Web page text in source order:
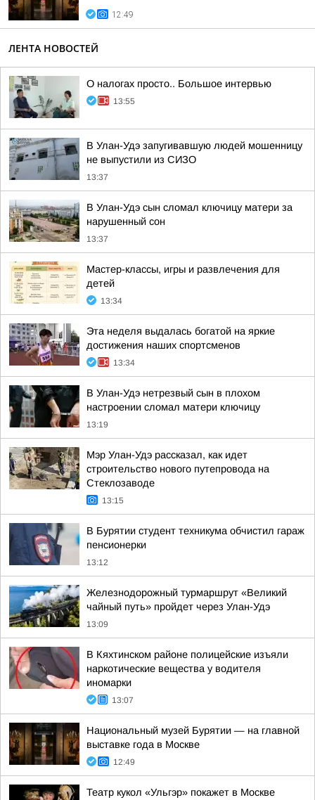
12:49
ЛЕНТА НОВОСТЕЙ
О налогах просто.. Большое интервью
13:55
В Улан-Удэ запугивавшую людей мошенницу
не выпустили из СИЗО
13:37
В Улан-Удэ сын сломал ключицу матери за
нарушенный сон
13:37
Мастер-классы, игры и развлечения для
детей
13:34
Эта неделя выдалась богатой на яркие
достижения наших спортсменов
13:34
В Улан-Удэ нетрезвый сын в плохом
настроении сломал матери ключицу
13:19
Мэр Улан-Удэ рассказал, как идет
строительство нового путепровода на
Стеклозаводе
13:15
В Бурятии студент техникума обчистил гараж
пенсионерки
13:12
Железнодорожный турмаршрут «Великий
чайный путь» пройдет через Улан-Удэ
13:09
В Кяхтинском районе полицейские изъяли
наркотические вещества у водителя
иномарки
13:07
Национальный музей Бурятии — на главной
выставке года в Москве
12:49
Театр кукол «Ульгэр» покажет в Москве